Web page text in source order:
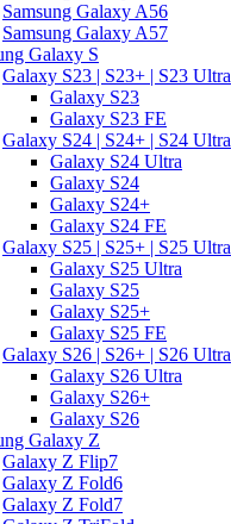
Samsung Galaxy A56
Samsung Galaxy A57
Galaxy S
Galaxy S23 | S23+ | S23 Ultra
Galaxy S23
Galaxy S23 FE
Galaxy S24 | S24+ | S24 Ultra
Galaxy S24 Ultra
Galaxy S24
Galaxy S24+
Galaxy S24 FE
Galaxy S25 | S25+ | S25 Ultra
Galaxy S25 Ultra
Galaxy S25
Galaxy S25+
Galaxy S25 FE
Galaxy S26 | S26+ | S26 Ultra
Galaxy S26 Ultra
Galaxy S26+
Galaxy S26
Galaxy Z
Galaxy Z Flip7
Galaxy Z Fold6
Galaxy Z Fold7